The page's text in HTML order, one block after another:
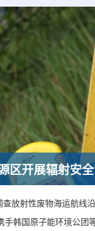
、运输到药物
区开展辐射安
查放射性废物海运航线